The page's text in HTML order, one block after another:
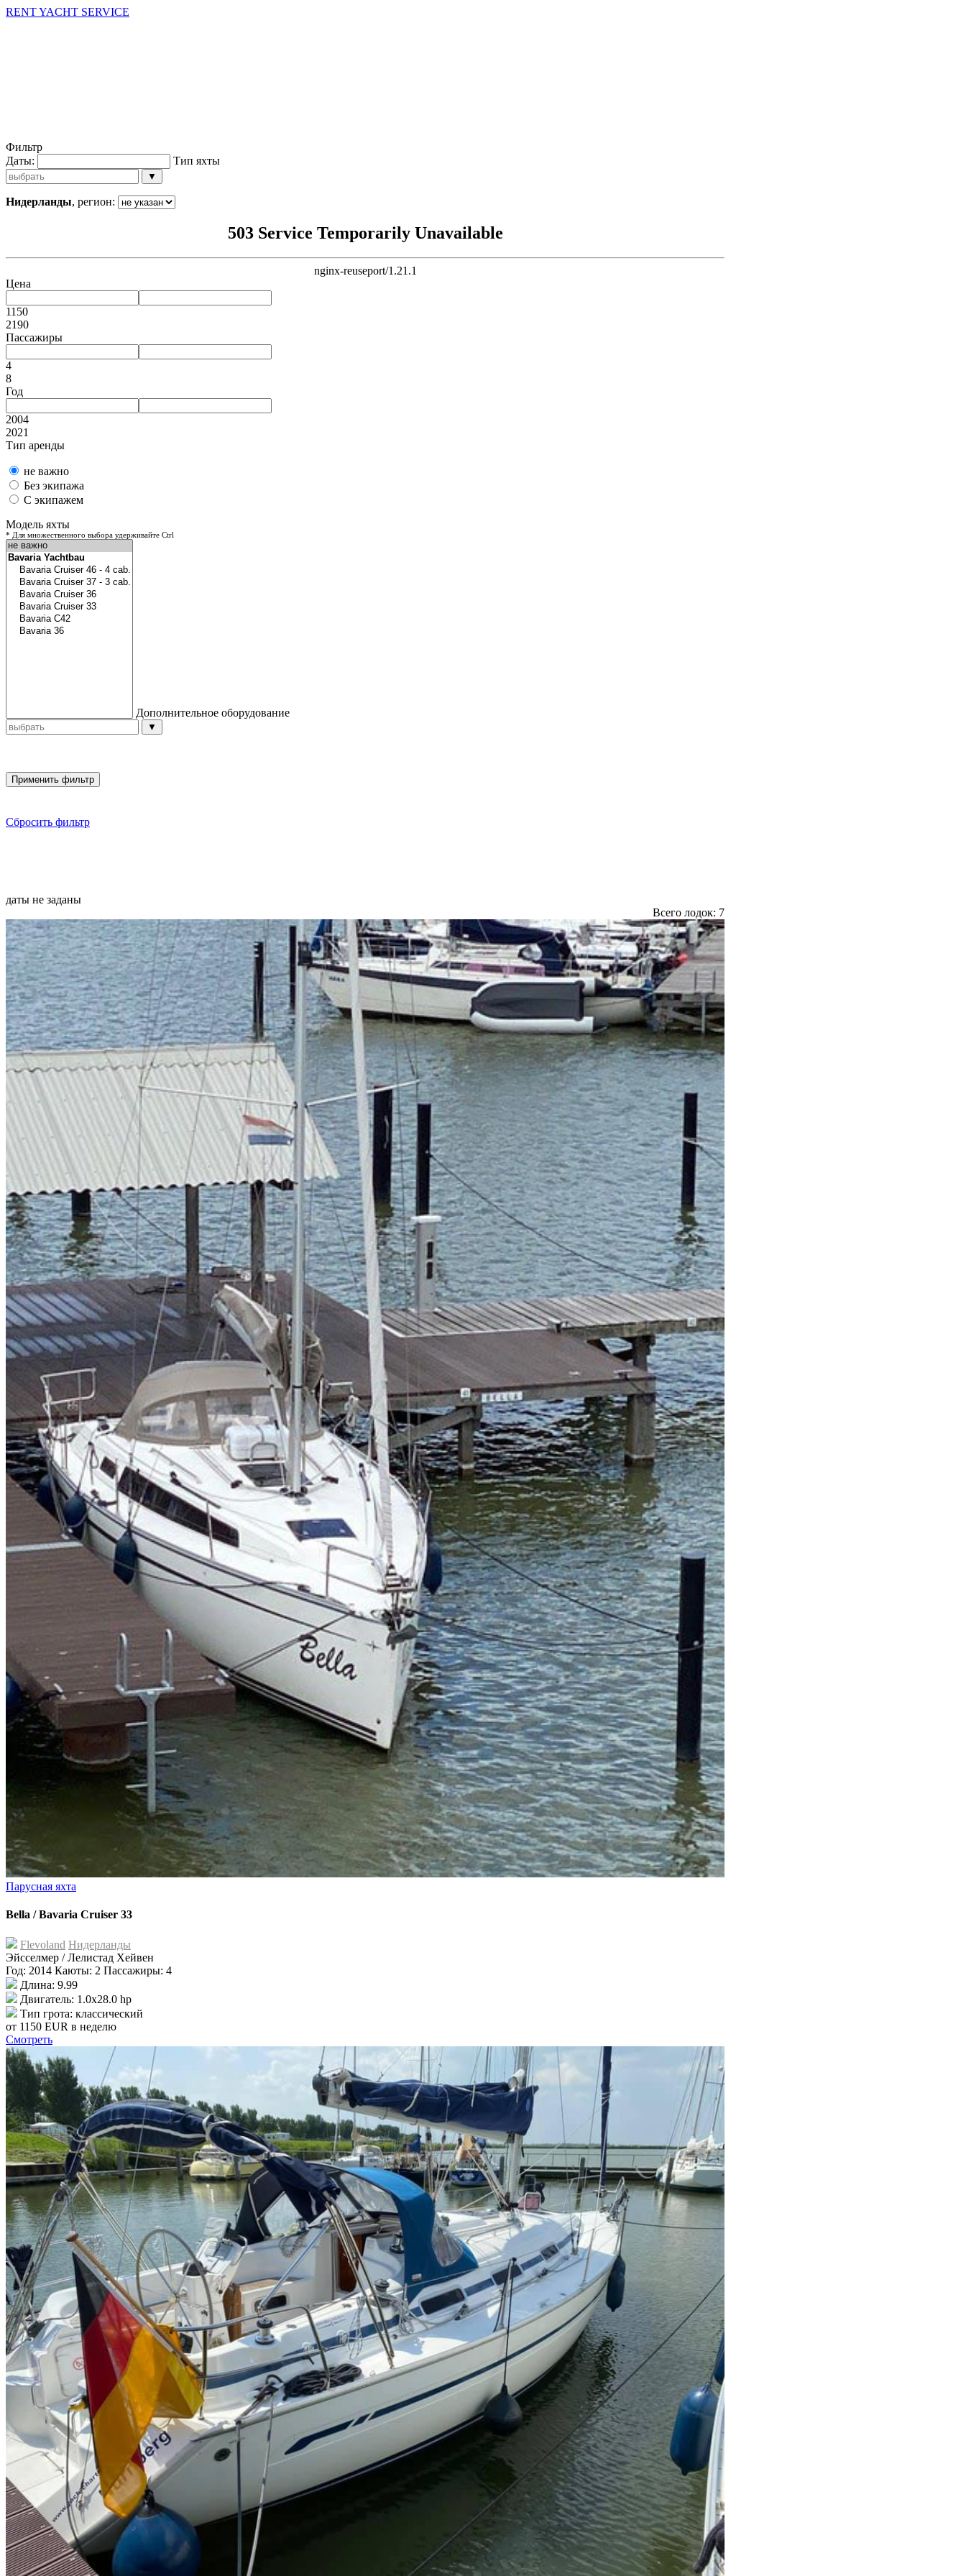
RENT YACHT SERVICE
Фильтр
Даты:
Тип яхты
▼
Нидерланды, регион:
503 Service Temporarily Unavailable
nginx-reuseport/1.21.1
Цена
1150
2190
Пассажиры
4
8
Год
2004
2021
Тип аренды
не важно
Без экипажа
С экипажем
Модель яхты
* Для множественного выбора удерживайте Ctrl
Дополнительное оборудование
▼
Сбросить фильтр
даты не заданы
Всего лодок: 7
Парусная яхта
Bella / Bavaria Cruiser 33
Flevoland Нидерланды
Эйсселмер / Лелистад Хейвен
Год: 2014 Каюты: 2 Пассажиры: 4
Длина: 9.99
Двигатель: 1.0x28.0 hp
Тип грота: классический
от 1150 EUR в неделю
Смотреть